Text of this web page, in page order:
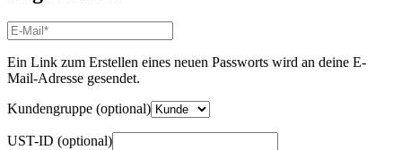
E-
Mail-
Adresse*
Erforderlich
Ein Link zum Erstellen eines neuen Passworts wird an deine E-
Mail-Adresse gesendet.
Kundengruppe (optional)
UST-ID (optional)